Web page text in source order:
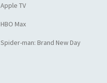
Apple TV
HBO Max
Spider-man: Brand New Day